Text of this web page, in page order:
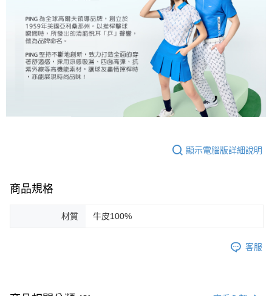
顯示電腦版詳細說明
商品規格
材質 牛皮100%
客服